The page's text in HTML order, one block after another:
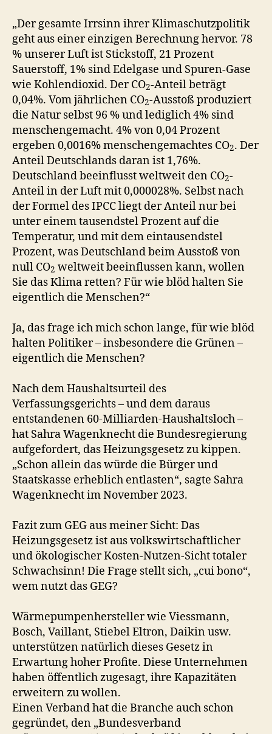
„Der gesamte Irrsinn ihrer Klimaschutzpolitik
geht aus einer einzigen Berechnung hervor. 78
% unserer Luft ist Stickstoff, 21 Prozent
Sauerstoff, 1% sind Edelgase und Spuren-Gase
wie Kohlendioxid. Der CO2-Anteil beträgt
0,04%. Vom jährlichen CO2-Ausstoß produziert
die Natur selbst 96 % und lediglich 4% sind
menschengemacht. 4% von 0,04 Prozent
ergeben 0,0016% menschengemachtes CO2. Der
Anteil Deutschlands daran ist 1,76%.
Deutschland beeinflusst weltweit den CO2-
Anteil in der Luft mit 0,000028%. Selbst nach
der Formel des IPCC liegt der Anteil nur bei
unter einem tausendstel Prozent auf die
Temperatur, und mit dem eintausendstel
Prozent, was Deutschland beim Ausstoß von
null CO2 weltweit beeinflussen kann, wollen
Sie das Klima retten? Für wie blöd halten Sie
eigentlich die Menschen?“
Ja, das frage ich mich schon lange, für wie blöd
halten Politiker – insbesondere die Grünen –
eigentlich die Menschen?
Nach dem Haushaltsurteil des
Verfassungsgerichts – und dem daraus
entstandenen 60-Milliarden-Haushaltsloch –
hat Sahra Wagenknecht die Bundesregierung
aufgefordert, das Heizungsgesetz zu kippen.
„Schon allein das würde die Bürger und
Staatskasse erheblich entlasten“, sagte Sahra
Wagenknecht im November 2023.
Fazit zum GEG aus meiner Sicht: Das
Heizungsgesetz ist aus volkswirtschaftlicher
und ökologischer Kosten-Nutzen-Sicht totaler
Schwachsinn! Die Frage stellt sich, „cui bono“,
wem nutzt das GEG?
Wärmepumpenhersteller wie Viessmann,
Bosch, Vaillant, Stiebel Eltron, Daikin usw.
unterstützen natürlich dieses Gesetz in
Erwartung hoher Profite. Diese Unternehmen
haben öffentlich zugesagt, ihre Kapazitäten
erweitern zu wollen.
Einen Verband hat die Branche auch schon
gegründet, den „Bundesverband